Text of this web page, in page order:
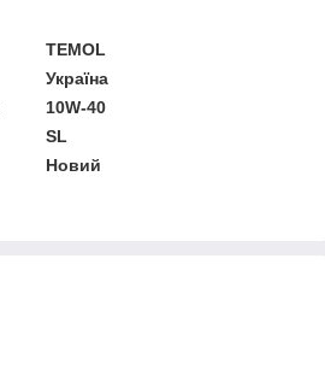
TEMOL
Україна
10W-40
SL
Новий